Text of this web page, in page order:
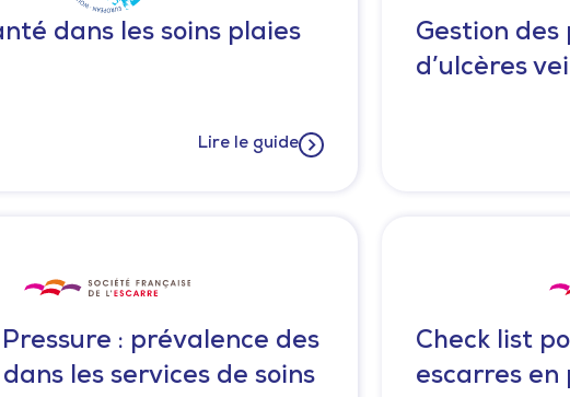
dans les soins plaies
Lire le guide
Gestion
d’ulcères
: prévalence des
les services de soins
Check list
escarres en